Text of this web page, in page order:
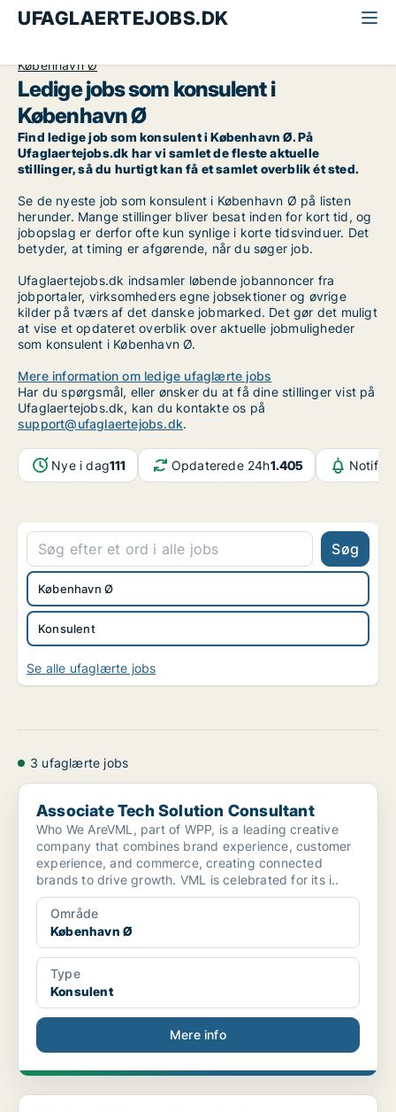
UFAGLAERTEJOBS.DK
København Ø
Ledige jobs som konsulent i
København Ø
Find ledige job som konsulent i København Ø. På
Ufaglaertejobs.dk har vi samlet de fleste aktuelle
stillinger, så du hurtigt kan få et samlet overblik ét sted.
Se de nyeste job som konsulent i København Ø på listen
herunder. Mange stillinger bliver besat inden for kort tid, og
jobopslag er derfor ofte kun synlige i korte tidsvinduer. Det
betyder, at timing er afgørende, når du søger job.
Ufaglaertejobs.dk indsamler løbende jobannoncer fra
jobportaler, virksomheders egne jobsektioner og øvrige
kilder på tværs af det danske jobmarked. Det gør det muligt
at vise et opdateret overblik over aktuelle jobmuligheder
som konsulent i København Ø.
Mere information om ledige ufaglærte jobs
Har du spørgsmål, eller ønsker du at få dine stillinger vist på
Ufaglaertejobs.dk, kan du kontakte os på
support@ufaglaertejobs.dk.
Nye i dag111 Opdaterede 24h1.405
Søg
Konsulent
København Ø
Se alle ufaglærte jobs
3 ufaglærte jobs
Associate Tech Solution Consultant
Associate Tech Solution Consultant
Who We AreVML, part of WPP, is a leading creative
company that combines brand experience, customer
experience, and commerce, creating connected
brands to drive growth. VML is celebrated for its i..
Område
København Ø
Type
Konsulent
Mere info
Senior Strategy Consultant